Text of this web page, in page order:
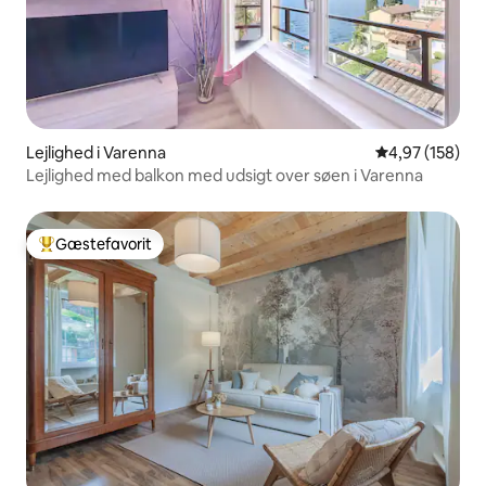
Lejlighed i Varenna 4,97 ud af 5 i
4,97 (158)
Lejlighed med balkon med udsigt over søen i Varenna
Bedste gæstefavorit
Gæstefavorit